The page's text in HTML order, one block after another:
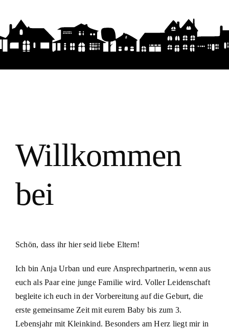
Willkommen
bei
Schön, dass ihr hier seid liebe Eltern!
Ich bin Anja Urban und eure Ansprechpartnerin, wenn aus
euch als Paar eine junge Familie wird. Voller Leidenschaft
begleite ich euch in der Vorbereitung auf die Geburt, die
erste gemeinsame Zeit mit eurem Baby bis zum 3.
Lebensjahr mit Kleinkind. Besonders am Herz liegt mir in